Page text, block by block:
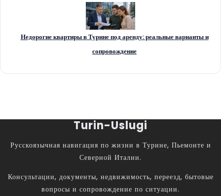
Недорогие квартиры в Турине под аренду: реальные варианты и
сопровождение
Turin-Uslugi
Русскоязычная навигация по жизни в Турине, Пьемонте и
Северной Италии.
Консультации, документы, недвижимость, переезд, бытовые
вопросы и сопровождение по ситуации.